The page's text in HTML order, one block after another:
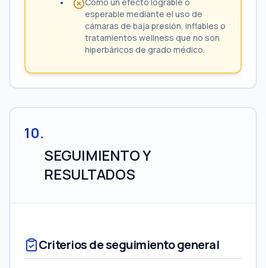
esperable mediante el uso de
cámaras de baja presión, inflables o
tratamientos wellness que no son
hiperbáricos de grado médico.
10.
SEGUIMIENTO Y
RESULTADOS
Criterios de seguimiento general